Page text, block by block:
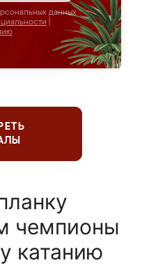
данных
чемпионы
катанию